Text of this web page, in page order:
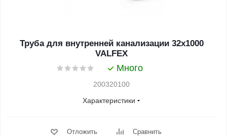
Труба для внутренней канализации 32x1000
VALFEX
Много
200320100
Характеристики
Отложить Сравнить